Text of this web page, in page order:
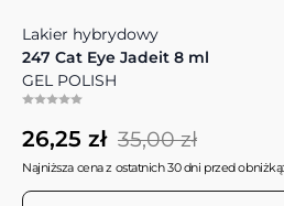
Lakier hybrydowy
247 Cat Eye Jadeit 8 ml
GEL POLISH
26,25 zł 35,00 zł
Najniższa cena z ostatnich 30 dni przed obniżką: